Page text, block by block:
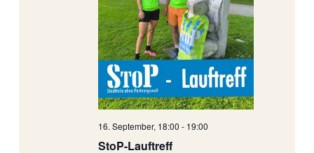
StoP-Lauftreff
16. September, 18:00 - 19:00